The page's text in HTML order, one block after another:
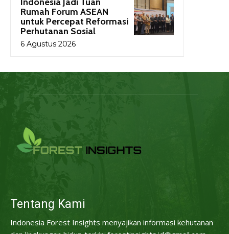
Rumah Forum ASEAN
untuk Percepat Reformasi
Perhutanan Sosial
6 Agustus 2026
Tentang Kami
Indonesia Forest Insights menyajikan informasi kehutanan